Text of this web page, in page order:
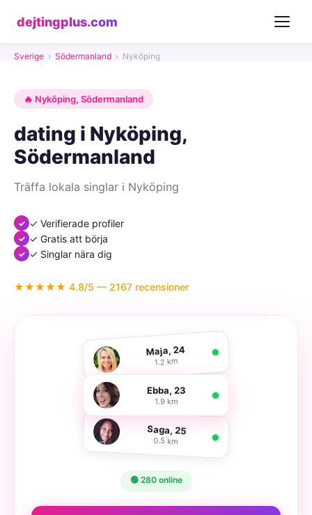
dejtingplus.com
Sverige › Södermanland › Nyköping
🔥 Nyköping, Södermanland
dating i Nyköping,
Södermanland
Träffa lokala singlar i Nyköping
✓ Verifierade profiler
✓ Gratis att börja
✓ Singlar nära dig
★★★★★ 4.8/5 — 2167 recensioner
Maja, 24
1.2 km
Ebba, 23
1.9 km
Saga, 25
0.5 km
🟢 280 online